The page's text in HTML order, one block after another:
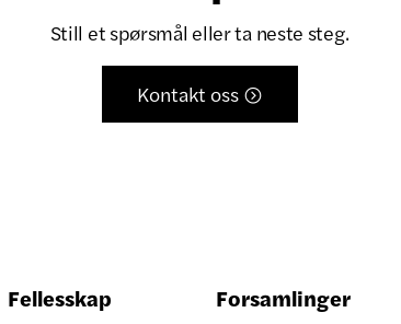
Still et spørsmål eller ta neste steg.
Kontakt oss 
Fellesskap Forsamlinger